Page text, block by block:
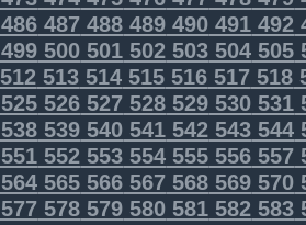
486 487 488 489 490 491 492
499 500 501 502 503 504 505
512 513 514 515 516 517 518
525 526 527 528 529 530 531
538 539 540 541 542 543 544
551 552 553 554 555 556 557
564 565 566 567 568 569 570
577 578 579 580 581 582 583